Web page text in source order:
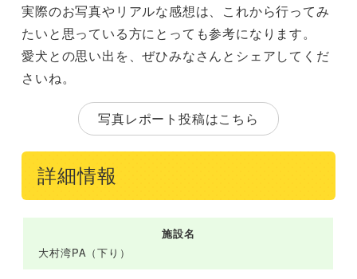
実際のお写真やリアルな感想は、これから行ってみ
たいと思っている方にとっても参考になります。
愛犬との思い出を、ぜひみなさんとシェアしてくだ
さいね。
写真レポート投稿はこちら
詳細情報
施設名
大村湾PA（下り）